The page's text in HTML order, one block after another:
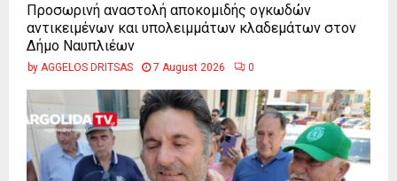
Προσωρινή αναστολή αποκομιδής ογκωδών
αντικειμένων και υπολειμμάτων κλαδεμάτων στον
Δήμο Ναυπλιέων
by AGGELOS DRITSAS 7 August 2026 0